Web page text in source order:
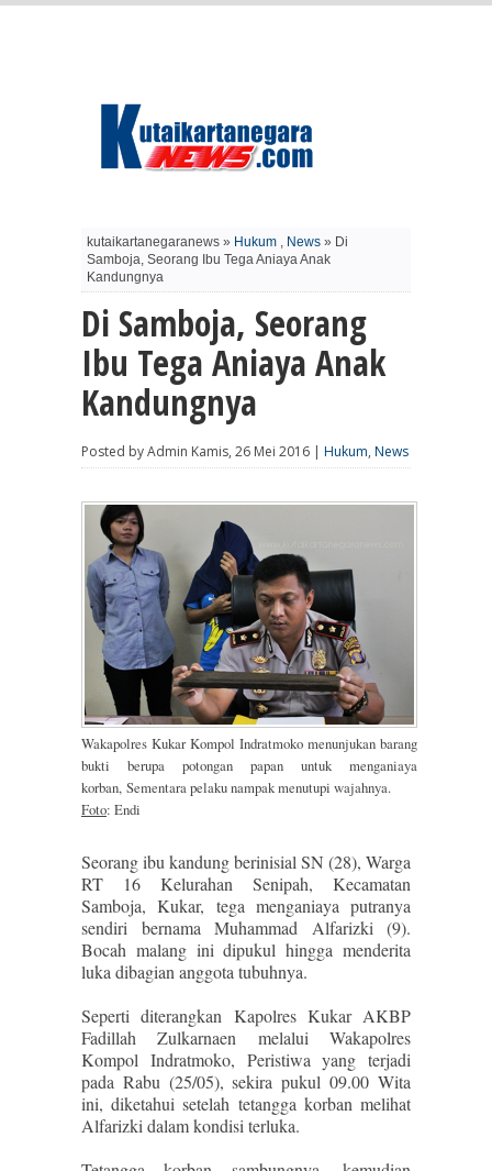
kutaikartanegaranews » Hukum , News » Di
Samboja, Seorang Ibu Tega Aniaya Anak
Kandungnya
Di Samboja, Seorang
Ibu Tega Aniaya Anak
Kandungnya
Posted by Admin Kamis, 26 Mei 2016 | Hukum, News
Wakapolres Kukar Kompol Indratmoko menunjukan barang
bukti berupa potongan papan untuk menganiaya
korban, Sementara pelaku nampak menutupi wajahnya.
Foto: Endi
Seorang ibu kandung berinisial SN (28), Warga
RT 16 Kelurahan Senipah, Kecamatan
Samboja, Kukar, tega menganiaya putranya
sendiri bernama Muhammad Alfarizki (9).
Bocah malang ini dipukul hingga menderita
luka dibagian anggota tubuhnya.
Seperti diterangkan Kapolres Kukar AKBP
Fadillah Zulkarnaen melalui Wakapolres
Kompol Indratmoko, Peristiwa yang terjadi
pada Rabu (25/05), sekira pukul 09.00 Wita
ini, diketahui setelah tetangga korban melihat
Alfarizki dalam kondisi terluka.